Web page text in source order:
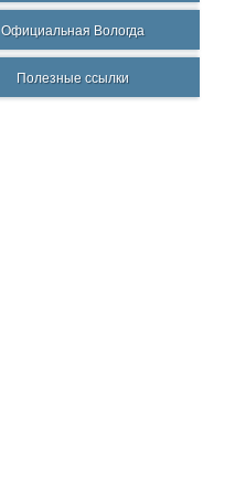
Официальная Вологда
Полезные ссылки